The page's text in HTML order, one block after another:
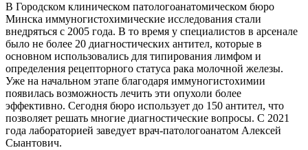
В Городском клиническом патологоанатомическом бюро
Минска иммуногистохимические исследования стали
внедряться с 2005 года. В то время у специалистов в арсенале
было не более 20 диагностических антител, которые в
основном использовались для типирования лимфом и
определения рецепторного статуса рака молочной железы.
Уже на начальном этапе благодаря иммуногистохимии
появилась возможность лечить эти опухоли более
эффективно. Сегодня бюро использует до 150 антител, что
позволяет решать многие диагностические вопросы. С 2021
года лабораторией заведует врач-патологоанатом Алексей
Сыантович.